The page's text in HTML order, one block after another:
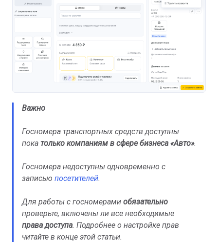
Важно
Госномера транспортных средств доступны
пока только компаниям в сфере бизнеса «Авто».
Госномера недоступны одновременно с
записью посетителей.
Для работы с госномерами обязательно
проверьте, включены ли все необходимые
права доступа. Подробнее о настройке прав
читайте в конце этой статьи.